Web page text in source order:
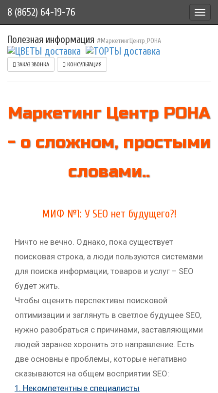
8 (8652) 64-19-76
Полезная информация #МаркетингЦентр_РОНА
ЗАКАЗ ЗВОНКА КОНСУЛЬТАЦИЯ
Маркетинг Центр РОНА
- о сложном, простыми
словами..
МИФ №1: У SEO нет будущего?!
Ничто не вечно. Однако, пока существует
поисковая строка, а люди пользуются системами
для поиска информации, товаров и услуг – SEO
будет жить.
Чтобы оценить перспективы поисковой
оптимизации и заглянуть в светлое будущее SEO,
нужно разобраться с причинами, заставляющими
людей заранее хоронить это направление. Есть
две основные проблемы, которые негативно
сказываются на общем восприятии SEO:
1. Некомпетентные специалисты